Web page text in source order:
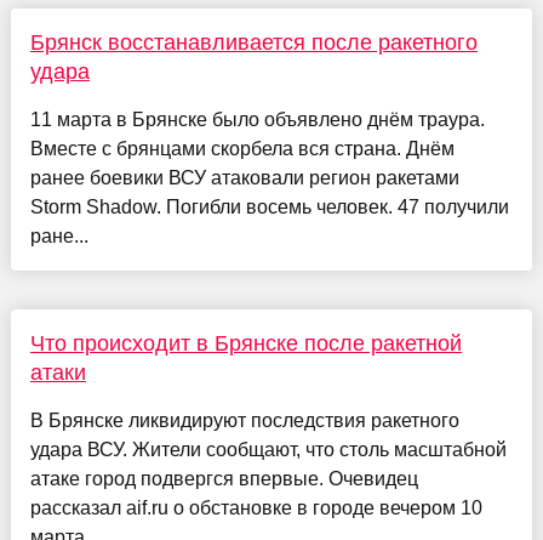
Брянск восстанавливается после ракетного
удара
11 марта в Брянске было объявлено днём траура.
Вместе с брянцами скорбела вся страна. Днём
ранее боевики ВСУ атаковали регион ракетами
Storm Shadow. Погибли восемь человек. 47 получили
ране...
Что происходит в Брянске после ракетной
атаки
В Брянске ликвидируют последствия ракетного
удара ВСУ. Жители сообщают, что столь масштабной
атаке город подвергся впервые. Очевидец
рассказал aif.ru о обстановке в городе вечером 10